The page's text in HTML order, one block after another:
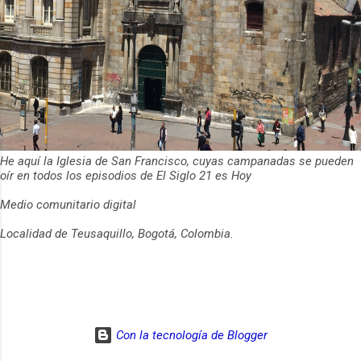
He aquí la Iglesia de San Francisco, cuyas campanadas se pueden
oír en todos los episodios de El Siglo 21 es Hoy
Medio comunitario digital
Localidad de Teusaquillo, Bogotá, Colombia.
Con la tecnología de Blogger